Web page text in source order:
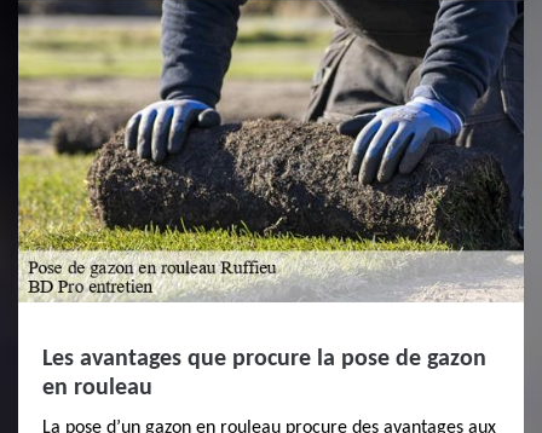
Les avantages que procure la pose de gazon
en rouleau
La pose d’un gazon en rouleau procure des avantages aux